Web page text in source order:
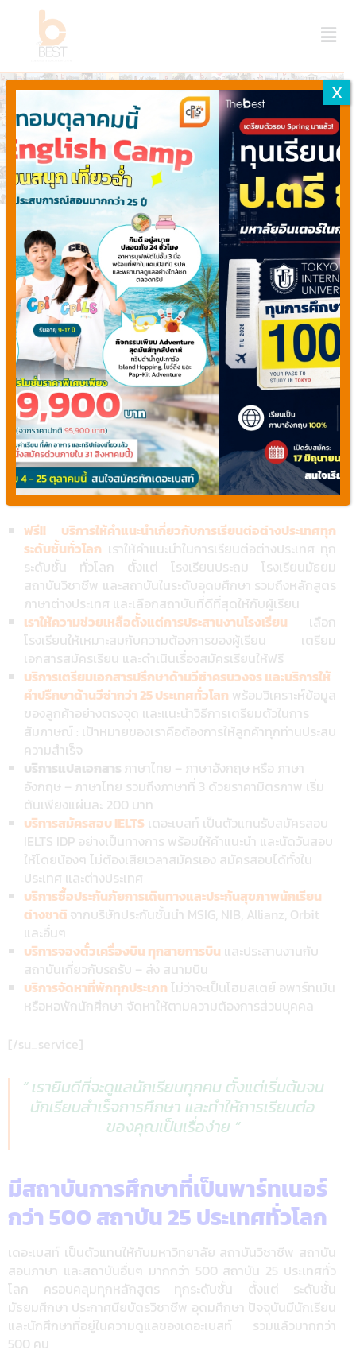
เราคือใคร? ทำความรู้จักกับ
“เดอะเบสท์”
เดอะเบสท์ เป็นศูนย์บริการให้คำปรึกษาเรียนต่อต่างประเทศครบ
วงจรเราเป็นตัวแทนที่ให้บริการแนะแนวศึกษาต่อต่างประเทศ เช่น
ออสเตรเลีย อังกฤษ สหรัฐอเมริกา นิวซีแลนด์ สิงคโปร์ และ ประ
เทศอื่นๆ อีก 25 ประเทศทั่วโลกเรายินดีให้ความช่วยเหลือตั้งแต่
เริ่มสมัครเรียน จนสำเร็จการศึกษา รวมถึงดูแลนักเรียนระหว่าง
เรียนจนนักเรียนเรียนจบด้วยทีมผู้เชียวชาญในด้านการเรียนต่อ
ต่างประเทศ ที่มีประสบการณ์มากกว่า 10 ปี ขั้นตอนเหล่านี้เรา
ดำเนินการให้ฟรี และเราพร้อมที่จะทำตามคุณภาพ และมาตรฐาน
ดังสโลแกนที่ว่า“We are Quality”
[su_service title=” บริการของเรามีอะไรบ้าง ?” icon=”icon:
star” icon_color=”#FF8C00″ size=”32″ class=””]
ฟรี!! บริการให้คำแนะนำเกี่ยวกับการเรียนต่อต่างประเทศทุก
ระดับชั้นทั่วโลก เราให้คำแนะนำในการเรียนต่อต่างประเทศ ทุก
ระดับชั้น ทั่วโลก ตั้งแต่ โรงเรียนประถม โรงเรียนมัธยม
สถาบันวิชาชีพ และสถาบันในระดับอุดมศึกษา รวมถึงหลักสูตร
ภาษาต่างประเทศ และเลือกสถาบันที่ดีที่สุดให้กับผู้เรียน
เราให้ความช่วยเหลือตั้งแต่การประสานงานโรงเรียน เลือก
โรงเรียนให้เหมาะสมกับความต้องการของผู้เรียน เตรียม
เอกสารสมัครเรียน และดำเนินเรื่องสมัครเรียนให้ฟรี
บริการเตรียมเอกสารปรึกษาด้านวีซ่าครบวงจร และบริการให้
คำปรึกษาด้านวีซ่ากว่า 25 ประเทศทั่วโลก พร้อมวิเคราะห์ข้อมูล
ของลูกค้าอย่างตรงจุด และแนะนำวิธีการเตรียมตัวในการ
สัมภาษณ์ : เป้าหมายของเราคือต้องการให้ลูกค้าทุกท่านประสบ
ความสำเร็จ
บริการแปลเอกสาร ภาษาไทย – ภาษาอังกฤษ หรือ ภาษา
อังกฤษ – ภาษาไทย รวมถึงภาษาที่ 3 ด้วยราคามิตรภาพ เริ่ม
ต้นเพียงแผ่นละ 200 บาท
บริการสมัครสอบ IELTS เดอะเบสท์ เป็นตัวแทนรับสมัครสอบ
IELTS IDP อย่างเป็นทางการ พร้อมให้คำแนะนำ และนัดวันสอบ
ให้โดยน้องๆ ไม่ต้องเสียเวลาสมัครเอง สมัครสอบได้ทั้งใน
ประเทศ และต่างประเทศ
บริการซื้อประกันภัยการเดินทางและประกันสุขภาพนักเรียน
ต่างชาติ จากบริษัทประกันชั้นนำ MSIG, NIB, Allianz, Orbit
และอื่นๆ
บริการจองตั๋วเครื่องบิน ทุกสายการบิน และประสานงานกับ
สถาบันเกี่ยวกับรถรับ – ส่ง สนามบิน
บริการจัดหาที่พักทุกประเภท ไม่ว่าจะเป็นโฮมสเตย์ อพาร์ทเม้น
หรือหอพักนักศึกษา จัดหาให้ตามความต้องการส่วนบุคคล
[/su_service]
“ เรายินดีที่จะดูแลนักเรียนทุกคน ตั้งแต่เริ่มต้นจน
นักเรียนสำเร็จการศึกษา และทำให้การเรียนต่อ
ของคุณเป็นเรื่อง่าย ”
มีสถาบันการศึกษาที่เป็นพาร์ทเนอร์
กว่า 500 สถาบัน 25 ประเทศทั่วโลก
เดอะเบสท์ เป็นตัวแทนให้กับมหาวิทยาลัย สถาบันวิชาชีพ สถาบัน
สอนภาษา และสถาบันอื่นๆ มากกว่า 500 สถาบัน 25 ประเทศทั่ว
โลก ครอบคลุมทุกหลักสูตร ทุกระดับชั้น ตั้งแต่ ระดับชั้น
มัธยมศึกษา ประกาศนียบัตรวิชาชีพ อุดมศึกษา ปัจจุบันมีนักเรียน
และนักศึกษาที่อยู่ในความดูแลของเดอะเบสท์ รวมแล้วมากกว่า
500 คน
X